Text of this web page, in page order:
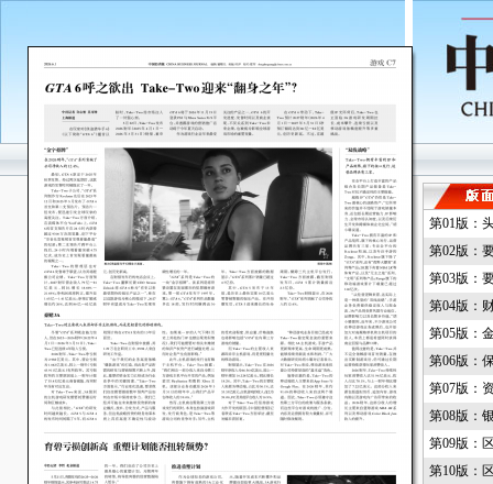
第01版：
第02版：
第03版：
第04版：
第05版：
第06版：
第07版：
第08版：
第09版：
第10版：